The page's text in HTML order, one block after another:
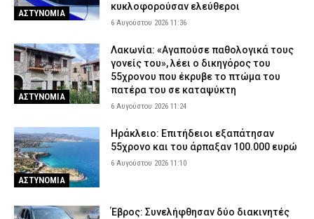
ΑΣΤΥΝΟΜΙΑ
κυκλοφορούσαν ελεύθεροι
6 Αυγούστου 2026 11:36
ΑΣΤΥΝΟΜΙΑ
Λακωνία: «Αγαπούσε παθολογικά τους
γονείς του», λέει ο δικηγόρος του
55χρονου που έκρυβε το πτώμα του
πατέρα του σε καταψύκτη
6 Αυγούστου 2026 11:24
ΑΣΤΥΝΟΜΙΑ
Ηράκλειο: Επιτήδειοι εξαπάτησαν
55χρονο και του άρπαξαν 100.000 ευρώ
6 Αυγούστου 2026 11:10
Έβρος: Συνελήφθησαν δύο διακινητές